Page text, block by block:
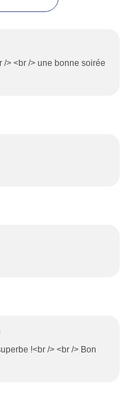
> <br /> une bonne soirée
!<br /> <br /> Bon